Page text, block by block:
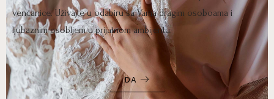
venčanice. Uživajte u odabiru sa Vama dragim osoboama i
ljubaznim osobljem u prijatnom ambijentu.
DA